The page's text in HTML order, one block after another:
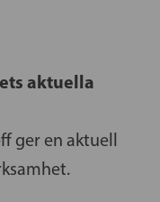
aktuella
ger en aktuell